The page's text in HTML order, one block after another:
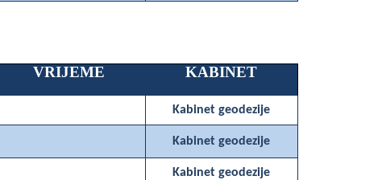
VRIJEME
KABINET
Kabinet geodezije
Kabinet geodezije
Kabinet geodezije